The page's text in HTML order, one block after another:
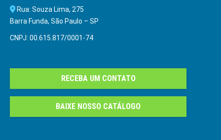
Rua: Souza Lima, 275
Barra Funda, São Paulo – SP
CNPJ: 00.615.817/0001-74
RECEBA UM CONTATO
BAIXE NOSSO CATÁLOGO